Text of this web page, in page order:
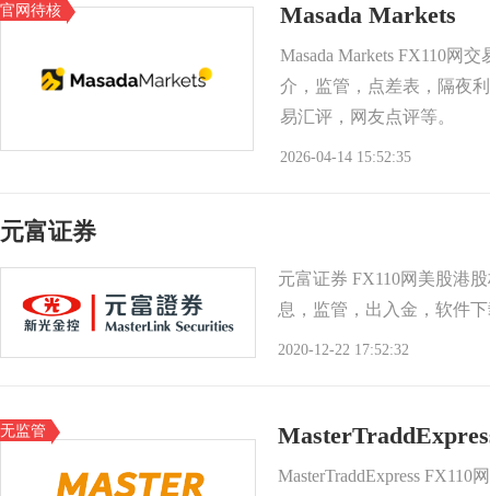
官网待核 Masada Markets
Masada Markets FX110网
介，监管，点差表，隔夜
易汇评，网友点评等。
2026-04-14 15:52:35
元富证券
元富证券 FX110网美股港
息，监管，出入金，软件
2020-12-22 17:52:32
无监管
MasterTraddExpress